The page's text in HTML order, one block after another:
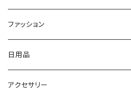
ファッション
Tシャツ・ウェア
ドライTシャツ
バッグ
日用品
ボトル
アクセサリー